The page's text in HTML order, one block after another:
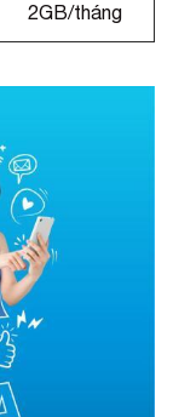
2GB/tháng